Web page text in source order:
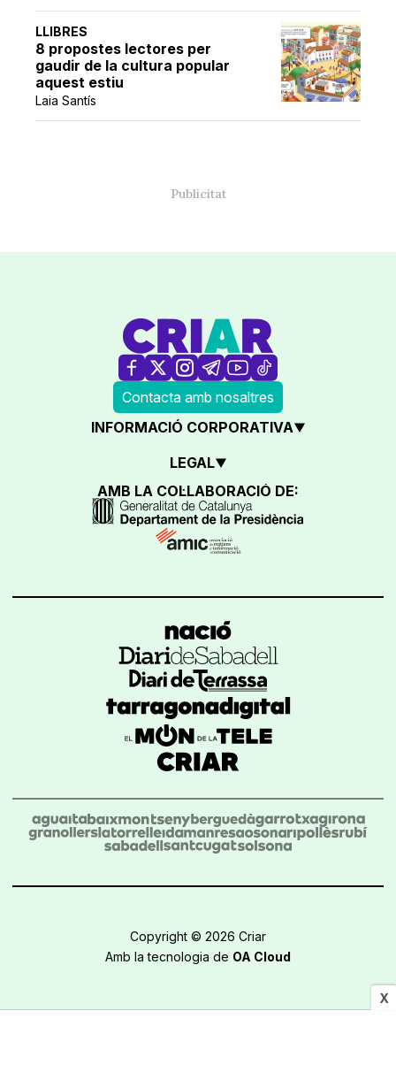
X
LLIBRES
8 propostes lectores per
gaudir de la cultura popular
aquest estiu
Laia Santís
Contacta amb nosaltres
INFORMACIÓ CORPORATIVA
LEGAL
AMB LA COL·LABORACIÓ DE:
Copyright © 2026 Criar
Amb la tecnologia de OA Cloud